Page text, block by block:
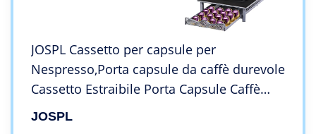
JOSPL Cassetto per capsule per
Nespresso,Porta capsule da caffè durevole
Cassetto Estraibile Porta Capsule Caffè
Nespresso,cassetto portaoggetti in
JOSPL